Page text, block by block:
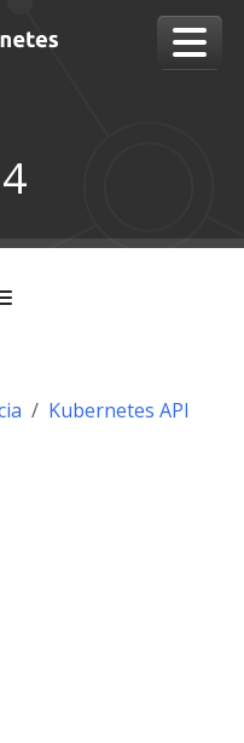
Kubernetes API